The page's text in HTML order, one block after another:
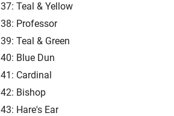
37: Teal & Yellow
38: Professor
39: Teal & Green
40: Blue Dun
41: Cardinal
42: Bishop
43: Hare's Ear